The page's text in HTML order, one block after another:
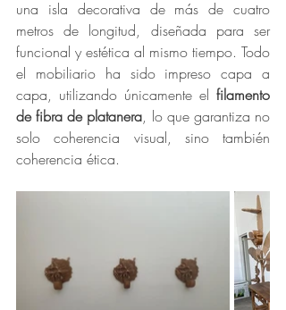
una isla decorativa de más de cuatro
metros de longitud, diseñada para ser
funcional y estética al mismo tiempo. Todo
el mobiliario ha sido impreso capa a
capa, utilizando únicamente el filamento
de fibra de platanera, lo que garantiza no
solo coherencia visual, sino también
coherencia ética.